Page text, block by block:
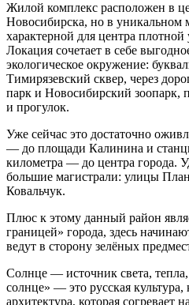
Жилой комплекс расположен в
Новосибирска, но в уникальном
характерной для центра плотной
Локация сочетает в себе
экологическое окружение:
Тимирязевский сквер, через
парк и Новосибирский зоопарк,
и прогулок.
Уже сейчас это достаточно
— до площади Калинина и
километра — до центра города.
большие магистрали: улицы
Ковальчук.
Плюс к этому данный район
границей» города, здесь
ведут в сторону зелёных
Солнце — источник света,
солнце» — это русская культура,
архитектура, которая согревает